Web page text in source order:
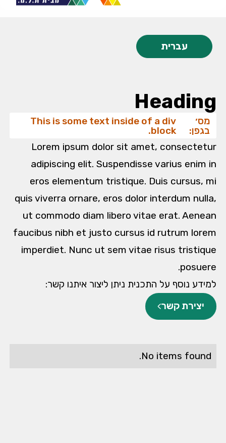
עברית
Heading
מס׳
בגפן:
This is some text inside of a div
block.
Lorem ipsum dolor sit amet, consectetur
adipiscing elit. Suspendisse varius enim in
eros elementum tristique. Duis cursus, mi
quis viverra ornare, eros dolor interdum nulla,
ut commodo diam libero vitae erat. Aenean
faucibus nibh et justo cursus id rutrum lorem
imperdiet. Nunc ut sem vitae risus tristique
posuere.
למידע נוסף על התכנית ניתן ליצור איתנו קשר:
יצירת קשר
No items found.